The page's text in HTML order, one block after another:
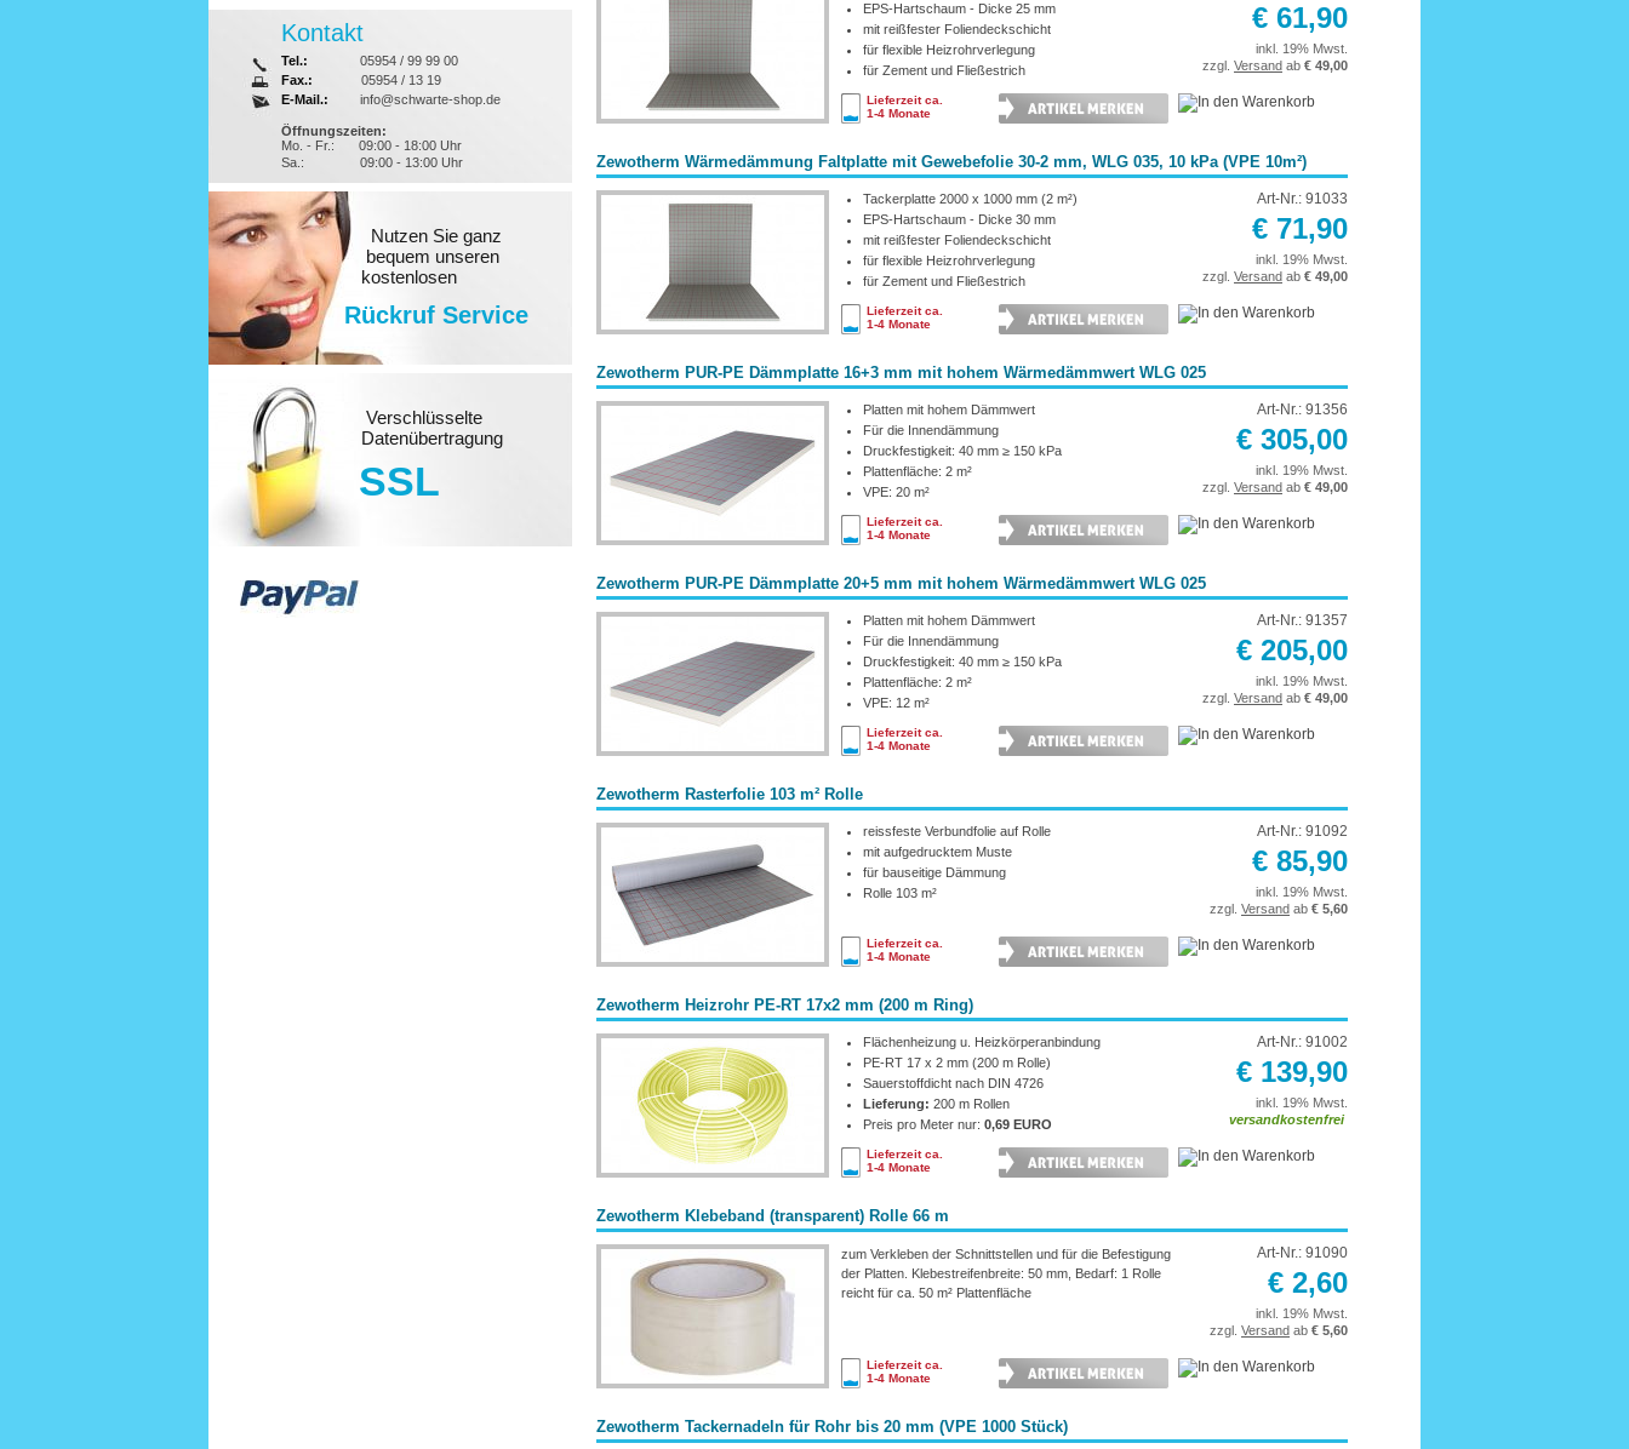
EPS-Hartschaum - Dicke 25 mm
mit reißfester Foliendeckschicht
für flexible Heizrohrverlegung
für Zement und Fließestrich
€ 61,90
inkl. 19% Mwst.
zzgl. Versand ab € 49,00
Lieferzeit ca.
1-4 Monate
Zewotherm Wärmedämmung Faltplatte mit Gewebefolie 30-2 mm, WLG 035, 10 kPa (VPE 10m²)
Tackerplatte 2000 x 1000 mm (2 m²)
EPS-Hartschaum - Dicke 30 mm
mit reißfester Foliendeckschicht
für flexible Heizrohrverlegung
für Zement und Fließestrich
Art-Nr.: 91033
€ 71,90
inkl. 19% Mwst.
zzgl. Versand ab € 49,00
Lieferzeit ca.
1-4 Monate
Zewotherm PUR-PE Dämmplatte 16+3 mm mit hohem Wärmedämmwert WLG 025
Platten mit hohem Dämmwert
Für die Innendämmung
Druckfestigkeit: 40 mm ≥ 150 kPa
Plattenfläche: 2 m²
VPE: 20 m²
Art-Nr.: 91356
€ 305,00
inkl. 19% Mwst.
zzgl. Versand ab € 49,00
Lieferzeit ca.
1-4 Monate
Zewotherm PUR-PE Dämmplatte 20+5 mm mit hohem Wärmedämmwert WLG 025
Platten mit hohem Dämmwert
Für die Innendämmung
Druckfestigkeit: 40 mm ≥ 150 kPa
Plattenfläche: 2 m²
VPE: 12 m²
Art-Nr.: 91357
€ 205,00
inkl. 19% Mwst.
zzgl. Versand ab € 49,00
Lieferzeit ca.
1-4 Monate
Zewotherm Rasterfolie 103 m² Rolle
reissfeste Verbundfolie auf Rolle
mit aufgedrucktem Muste
für bauseitige Dämmung
Rolle 103 m²
Art-Nr.: 91092
€ 85,90
inkl. 19% Mwst.
zzgl. Versand ab € 5,60
Lieferzeit ca.
1-4 Monate
Zewotherm Heizrohr PE-RT 17x2 mm (200 m Ring)
Flächenheizung u. Heizkörperanbindung
PE-RT 17 x 2 mm (200 m Rolle)
Sauerstoffdicht nach DIN 4726
Lieferung: 200 m Rollen
Preis pro Meter nur: 0,69 EURO
Art-Nr.: 91002
€ 139,90
inkl. 19% Mwst.
versandkostenfrei
Lieferzeit ca.
1-4 Monate
Zewotherm Klebeband (transparent) Rolle 66 m
zum Verkleben der Schnittstellen und für die Befestigung
der Platten. Klebestreifenbreite: 50 mm, Bedarf: 1 Rolle
reicht für ca. 50 m² Plattenfläche
Art-Nr.: 91090
€ 2,60
inkl. 19% Mwst.
zzgl. Versand ab € 5,60
Lieferzeit ca.
1-4 Monate
Zewotherm Tackernadeln für Rohr bis 20 mm (VPE 1000 Stück)
Kontakt
Tel.:
05954 / 99 99 00
Fax.:
05954 / 13 19
E-Mail.:
info@schwarte-shop.de
Öffnungszeiten:
Mo. - Fr.:
09:00 - 18:00 Uhr
Sa.:
09:00 - 13:00 Uhr
Nutzen Sie ganz
bequem unseren
kostenlosen
Rückruf Service
Verschlüsselte
Datenübertragung
SSL